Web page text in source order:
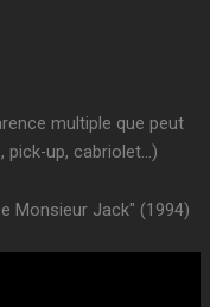
multiple que peut
pick-up, cabriolet…)
Monsieur Jack" (1994)